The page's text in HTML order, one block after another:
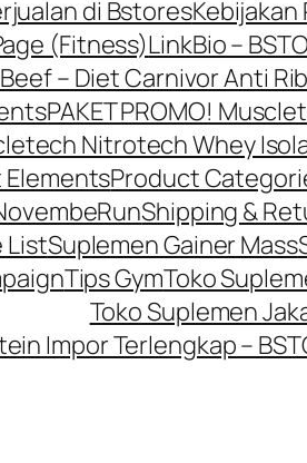
di BstoresKebijakan
(Fitness)LinkBio –
– Diet Carnivor Anti
PAKET PROMO!
Nitrotech Whey
ElementsProduct
Shipping &
ListSuplemen Gainer Mass
Tips GymToko
Toko Suplemen
Impor Terlengkap –